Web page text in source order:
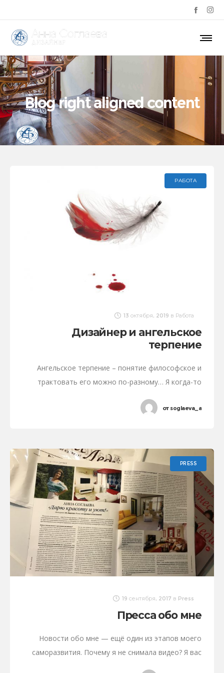
Blog right aligned content
РАБОТА
13 октября, 2019 в Работа
Дизайнер и ангельское
терпение
Ангельское терпение – понятие философское и
трактовать его можно по-разному… Я когда-то
чтобы пройти все круги ада, понадобится
отsoglaeva_a
PRESS
19 сентября, 2017 в Press
Пресса обо мне
Новости обо мне — ещё один из этапов моего
саморазвития. Почему я не снимала видео? Я вас